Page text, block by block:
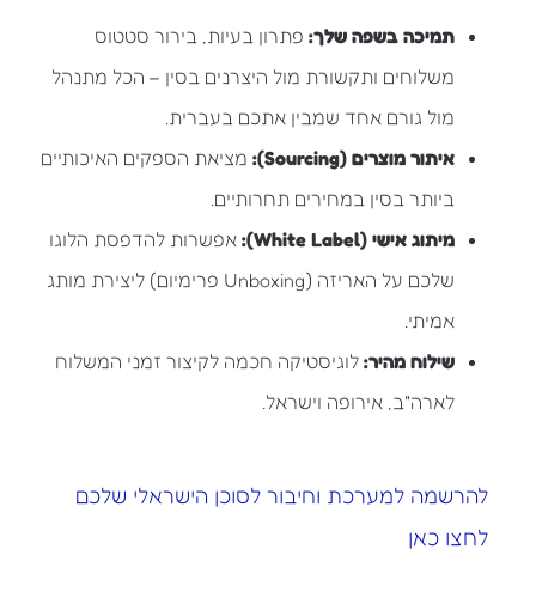
תמיכה בשפה שלך: פתרון בעיות, בירור סטטוס
משלוחים ותקשורת מול היצרנים בסין – הכל מתנהל
מול גורם אחד שמבין אתכם בעברית.
איתור מוצרים (Sourcing):
מציאת הספקים האיכותיים
ביותר בסין במחירים תחרותיים.
מיתוג אישי (White Label):
אפשרות להדפסת הלוגו
שלכם על האריזה (Unboxing פרימיום) ליצירת מותג
אמיתי.
שילוח מהיר: לוגיסטיקה חכמה לקיצור זמני המשלוח
לארה"ב, אירופה וישראל.
להרשמה למערכת וחיבור לסוכן הישראלי שלכם
לחצו כאן